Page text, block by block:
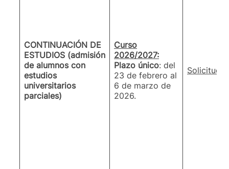
CONTINUACIÓN DE
ESTUDIOS (admisión
de alumnos con
estudios
universitarios
parciales)
Curso
2026/2027:
Plazo único: del
23 de febrero al
6 de marzo de
2026.
Solicitud